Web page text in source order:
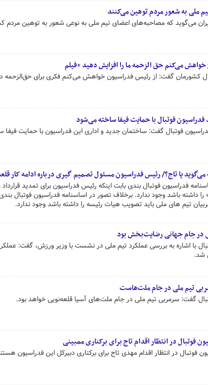
ملی به شعور مردم توهین می‌کنند
می‌گوید که مصاحبه‌های اعضای تیم ملی به نوعی شعور به توهین مردم
خواهش می‌کنم حق الزحمه ما را افزایش دهید +فیلم
کشورمان گفت: از رئیس فدراسیون خواهش می‌کنم فکری برای حق‌الزحمه
فوتبال با حمایت فیفا ساخته می‌شود
فوتبال گفت: ساختمان جدید و اداری این فدراسیون با حمایت
یا تاج؟/ رئیس فدراسیون مسئول تصمیم گیری درباره ادامه کار
فدراسیون فوتبال بندی بابت اینکه رئیس فدراسیون برای تمدید
داشته باشد وجود ندارد. برخلاف تصور در اساسنامه فدراسیون فوتبال
تیم های ملی باید تصویب هیات رئیسه را داشته باشد وجود ندارد.
در جام جهانی رضایت‌بخش بود
با اشاره به بررسی عملکرد تیم ملی در نشست با وزیر ورزش، گفت:
شد.
تیم ملی در جام ملت‌هاست
گفت: سرمربی تیم ملی در جام ملت‌های آسیا قلعه‌نویی خواهد بود.
فوتبال در انتظار اقدام تاج برای برکناری ممبینی
فوتبال در انتظار اقدام مهدی تاج برای برکناری دبیرکل این فدراسیون